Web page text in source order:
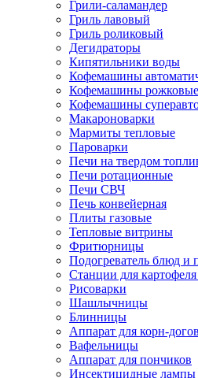
Грили-саламандер
Гриль лавовый
Гриль роликовый
Дегидраторы
Кипятильники воды
Кофемашины
Кофемашины рожковые
Кофемашины
Макароноварки
Мармиты тепловые
Пароварки
Печи на твердом
Печи ротационные
Печи СВЧ
Печь конвейерная
Плиты газовые
Тепловые витрины
Фритюрницы
Подогреватель блюд и
Станции для
Рисоварки
Шашлычницы
Блинницы
Аппарат для корн-догов
Вафельницы
Аппарат для пончиков
Инсектицидные лампы